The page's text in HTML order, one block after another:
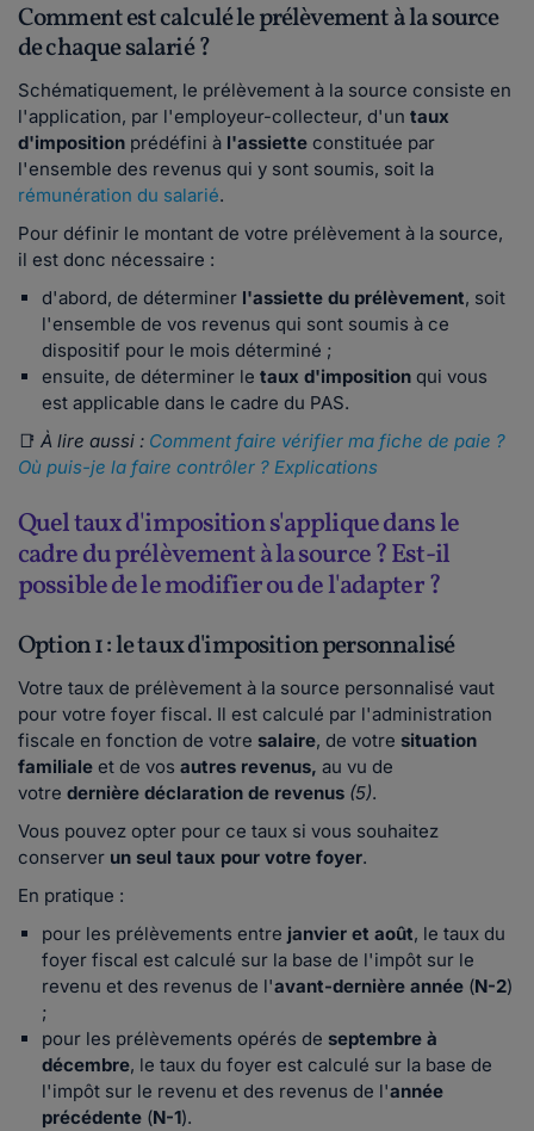
Comment est calculé le prélèvement à la source
de chaque salarié ?
Schématiquement, le prélèvement à la source consiste en
l'application, par l'employeur-collecteur, d'un taux
d'imposition prédéfini à l'assiette constituée par
l'ensemble des revenus qui y sont soumis, soit la
rémunération du salarié.
Pour définir le montant de votre prélèvement à la source,
il est donc nécessaire :
d'abord, de déterminer l'assiette du prélèvement, soit
l'ensemble de vos revenus qui sont soumis à ce
dispositif pour le mois déterminé ;
ensuite, de déterminer le taux d'imposition qui vous
est applicable dans le cadre du PAS.
📑 À lire aussi : Comment faire vérifier ma fiche de paie ?
Où puis-je la faire contrôler ? Explications
Quel taux d'imposition s'applique dans le
cadre du prélèvement à la source ? Est-il
possible de le modifier ou de l'adapter ?
Option 1 : le taux d'imposition personnalisé
Votre taux de prélèvement à la source personnalisé vaut
pour votre foyer fiscal. Il est calculé par l'administration
fiscale en fonction de votre salaire, de votre situation
familiale et de vos autres revenus, au vu de
votre dernière déclaration de revenus (5).
Vous pouvez opter pour ce taux si vous souhaitez
conserver un seul taux pour votre foyer.
En pratique :
pour les prélèvements entre janvier et août, le taux du
foyer fiscal est calculé sur la base de l'impôt sur le
revenu et des revenus de l'avant-dernière année (N-2)
;
pour les prélèvements opérés de septembre à
décembre, le taux du foyer est calculé sur la base de
l'impôt sur le revenu et des revenus de l'année
précédente (N-1).